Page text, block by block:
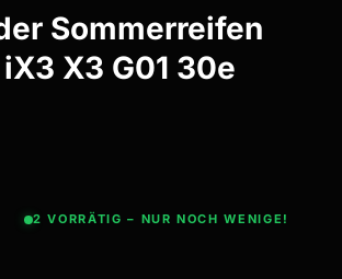
Sommerreifen
X3 G01 30e
2 VORRÄTIG – NUR NOCH WENIGE!